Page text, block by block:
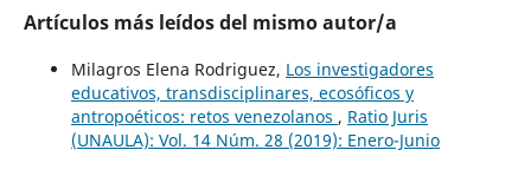
Artículos más leídos del mismo autor/a
Milagros Elena Rodriguez, Los investigadores
educativos, transdisciplinares, ecosóficos y
antropoéticos: retos venezolanos , Ratio Juris
(UNAULA): Vol. 14 Núm. 28 (2019): Enero-Junio